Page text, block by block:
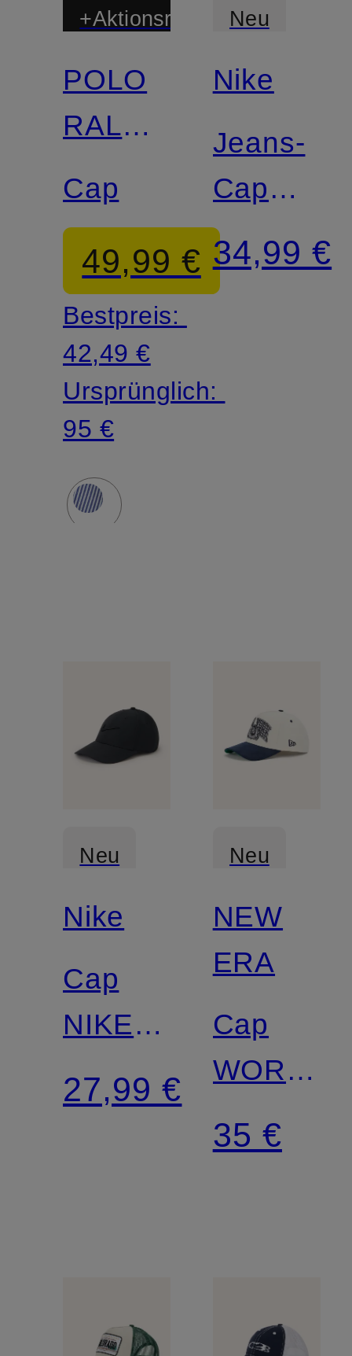
+Aktionsrabatt
POLO
RALPH
LAUREN
Cap
49,99 €
Bestpreis:
42,49 €
Ursprünglich:
95 €
Neu
Nike
Jeans-
Cap
CLUB
34,99 €
Neu
Nike
Cap
NIKE
DRI-FIT
CLUB
STRUCTURED
27,99 €
Neu
NEW
ERA
Cap
SUEDE
E-
35 €